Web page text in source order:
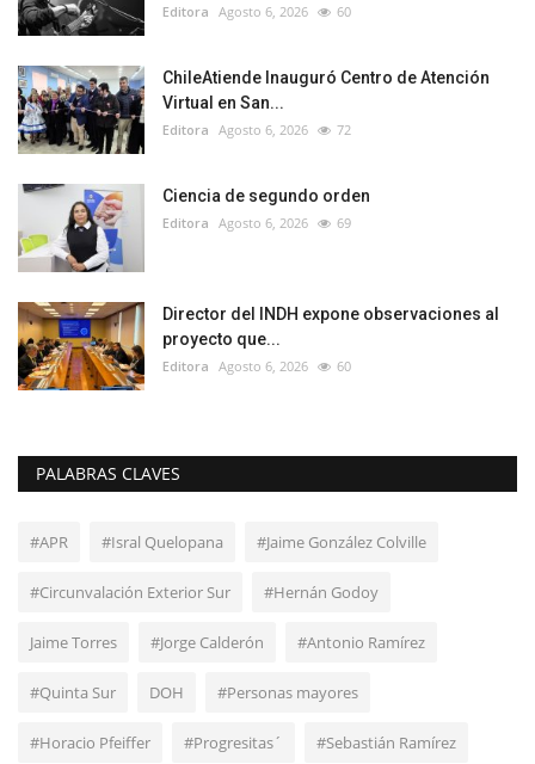
Editora Agosto 6, 2026 60
ChileAtiende Inauguró Centro de Atención
Virtual en San...
Editora Agosto 6, 2026 72
Ciencia de segundo orden
Editora Agosto 6, 2026 69
Director del INDH expone observaciones al
proyecto que...
Editora Agosto 6, 2026 60
PALABRAS CLAVES
#APR #Isral Quelopana #Jaime González Colville
#Circunvalación Exterior Sur #Hernán Godoy
Jaime Torres #Jorge Calderón #Antonio Ramírez
#Quinta Sur DOH #Personas mayores
#Horacio Pfeiffer #Progresitas´ #Sebastián Ramírez